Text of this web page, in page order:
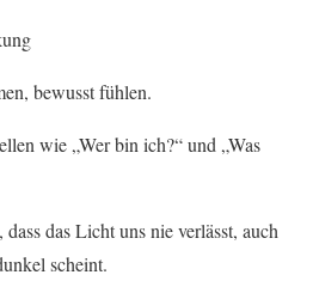
bewusst fühlen.
wie „Wer bin ich?“ und „Was
das Licht uns nie verlässt, auch
scheint.